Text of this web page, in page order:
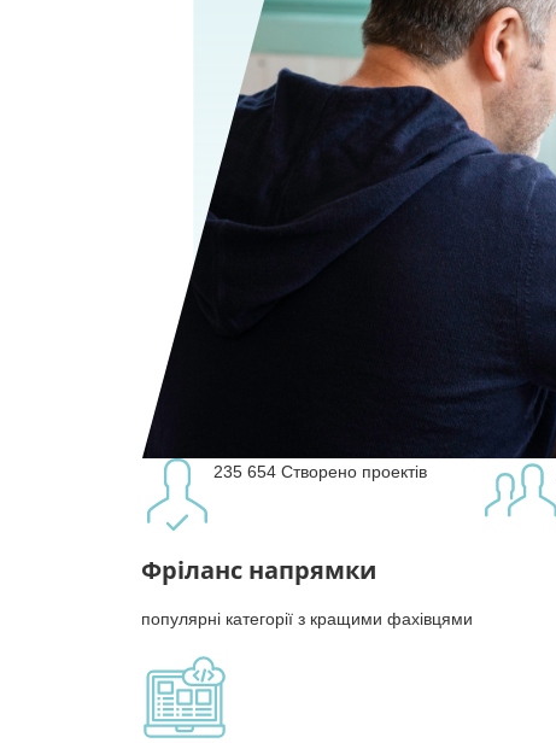
235 654 Створено проектів
Фріланс напрямки
популярні категорії з кращими фахівцями